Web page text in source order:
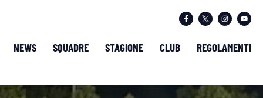
NEWS SQUADRE STAGIONE CLUB REGOLAMENTI